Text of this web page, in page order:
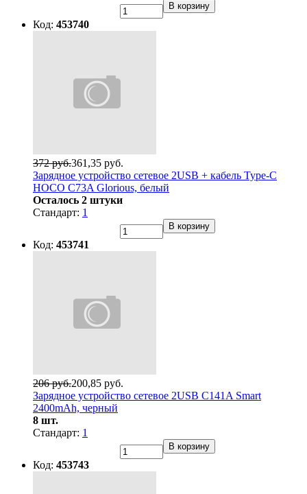
В корзину
Код: 453740
361,35 руб.
372 руб.
Зарядное устройство сетевое 2USB + кабель Type-C
HOCO C73A Glorious, белый
Осталось 2 штуки
Стандарт: 1
В корзину
Код: 453741
200,85 руб.
206 руб.
Зарядное устройство сетевое 2USB C141A Smart
2400mAh, черный
8 шт.
Стандарт: 1
В корзину
Код: 453743